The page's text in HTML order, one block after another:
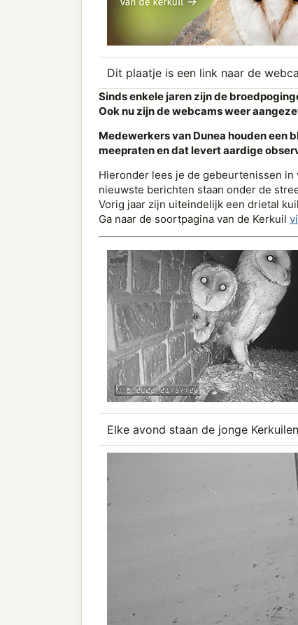
Dit plaatje is een link naar de
Sinds enkele jaren zijn de
Ook nu zijn de webcams weer
Medewerkers van Dunea houden een
meepraten en dat levert aardige
Hieronder lees je de gebeurtenissen
nieuwste berichten staan onder de
Vorig jaar zijn uiteindelijk een drietal
Ga naar de soortpagina van de Kerkuil
Elke avond staan de jonge